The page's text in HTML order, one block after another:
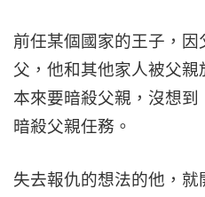
前任某個國家的王子，
父，他和其他家人被父
本來要暗殺父親，沒想
暗殺父親任務。
失去報仇的想法的他，